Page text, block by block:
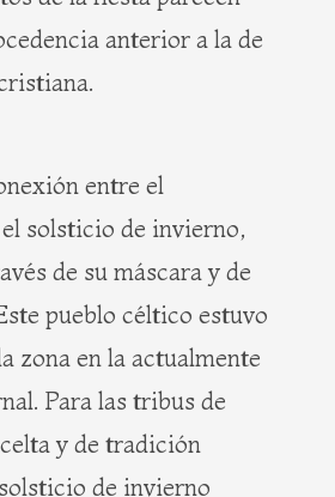
anterior a la de
entre el
solsticio de invierno,
de su máscara y de
pueblo céltico estuvo
zona en la actualmente
Para las tribus de
y de tradición
de invierno